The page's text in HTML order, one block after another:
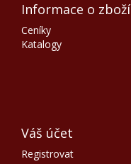
Informace o zboží
Ceníky
Katalogy
Váš účet
Registrovat